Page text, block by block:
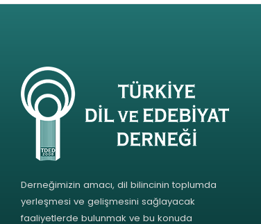
Derneğimizin amacı, dil bilincinin toplumda
yerleşmesi ve gelişmesini sağlayacak
faaliyetlerde bulunmak ve bu konuda